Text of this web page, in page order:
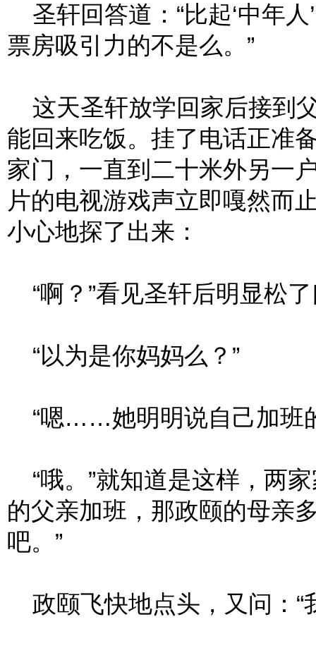
圣轩回答道：“比起‘中年人
票房吸引力的不是么。”
这天圣轩放学回家后接到
能回来吃饭。挂了电话正准
家门，一直到二十米外另一
片的电视游戏声立即嘎然而
小心地探了出来：
“啊？”看见圣轩后明显松
“以为是你妈妈么？”
“嗯……她明明说自己加班
“哦。”就知道是这样，两
的父亲加班，那政颐的母亲
吧。”
政颐飞快地点头，又问：“